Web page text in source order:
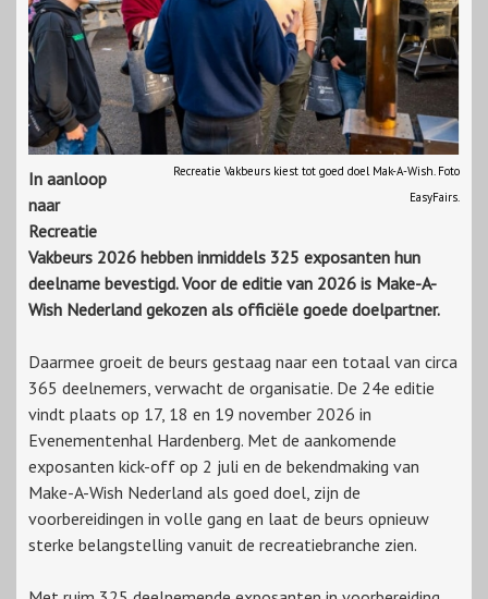
Recreatie Vakbeurs kiest tot goed doel Mak-A-Wish. Foto
EasyFairs.
In aanloop
naar
Recreatie
Vakbeurs 2026 hebben inmiddels 325 exposanten hun
deelname bevestigd. Voor de editie van 2026 is Make-A-
Wish Nederland gekozen als officiële goede doelpartner.
Daarmee groeit de beurs gestaag naar een totaal van circa
365 deelnemers, verwacht de organisatie. De 24e editie
vindt plaats op 17, 18 en 19 november 2026 in
Evenementenhal Hardenberg. Met de aankomende
exposanten kick-off op 2 juli en de bekendmaking van
Make-A-Wish Nederland als goed doel, zijn de
voorbereidingen in volle gang en laat de beurs opnieuw
sterke belangstelling vanuit de recreatiebranche zien.